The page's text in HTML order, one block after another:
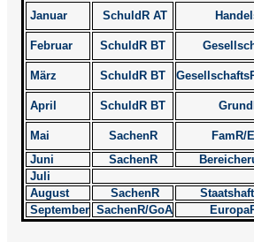
Januar
SchuldR AT
Februar
SchuldR BT
März
SchuldR BT
April
SchuldR BT
Mai
SachenR FamR/
Juni
SachenR
Juli
August
SachenR
September SachenR/GoA